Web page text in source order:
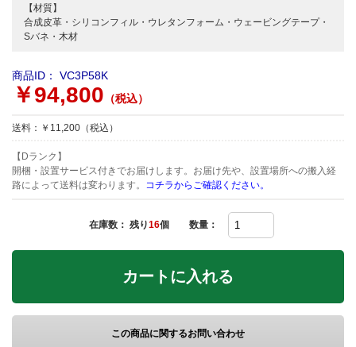
【材質】
合成皮革・シリコンフィル・ウレタンフォーム・ウェービングテープ・
Sバネ・木材
商品ID： VC3P58K
￥94,800 （税込）
送料：￥11,200（税込）
【Dランク】
開梱・設置サービス付きでお届けします。お届け先や、設置場所への搬入経
路によって送料は変わります。 コチラからご確認ください。
在庫数： 残り16個 数量：
カートに入れる
この商品に関するお問い合わせ